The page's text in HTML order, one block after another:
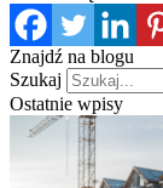
Znajdź na blogu
Szukaj
Ostatnie wpisy